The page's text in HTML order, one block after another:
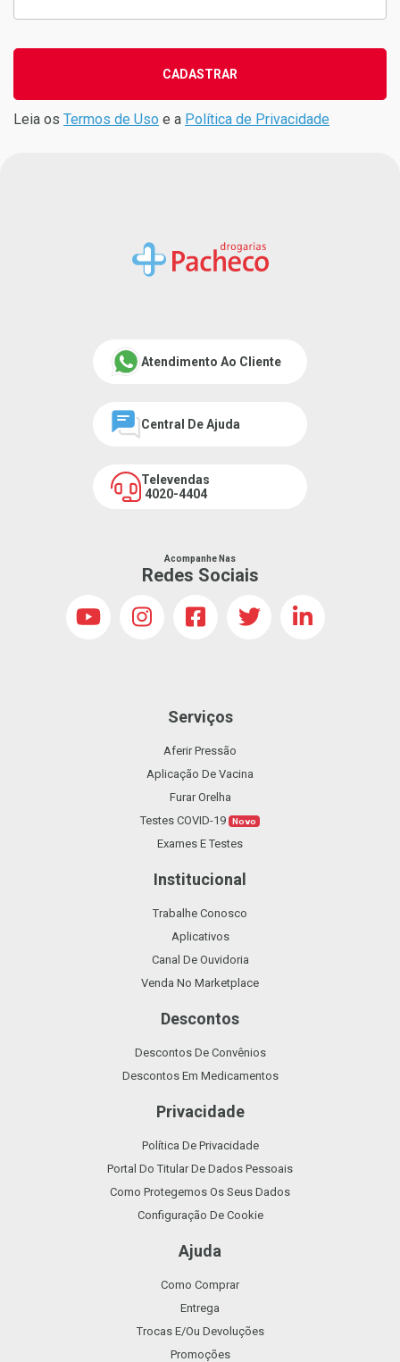
CADASTRAR
Leia os Termos de Uso e a Política de Privacidade
Atendimento Ao Cliente
Central De Ajuda
Televendas
4020-4404
Acompanhe Nas
Redes Sociais
Serviços
Aferir Pressão
Aplicação De Vacina
Furar Orelha
Testes COVID-19 Novo
Exames E Testes
Institucional
Trabalhe Conosco
Aplicativos
Canal De Ouvidoria
Venda No Marketplace
Descontos
Descontos De Convênios
Descontos Em Medicamentos
Privacidade
Política De Privacidade
Portal Do Titular De Dados Pessoais
Como Protegemos Os Seus Dados
Configuração De Cookie
Ajuda
Como Comprar
Entrega
Trocas E/ou Devoluções
Promoções